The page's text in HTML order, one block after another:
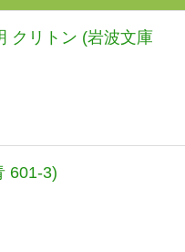
クリトン (岩波文庫
601-3)